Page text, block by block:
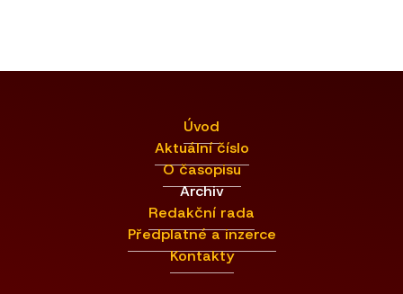
Úvod
Aktuální číslo
O časopisu
Archiv
Redakční rada
Předplatné a inzerce
Kontakty